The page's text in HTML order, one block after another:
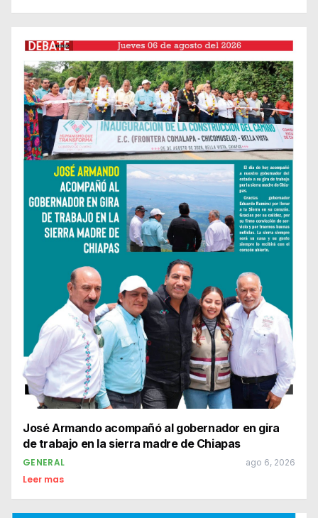
José Armando acompañó al gobernador en gira
de trabajo en la sierra madre de Chiapas
GENERAL ago 6, 2026
Leer mas